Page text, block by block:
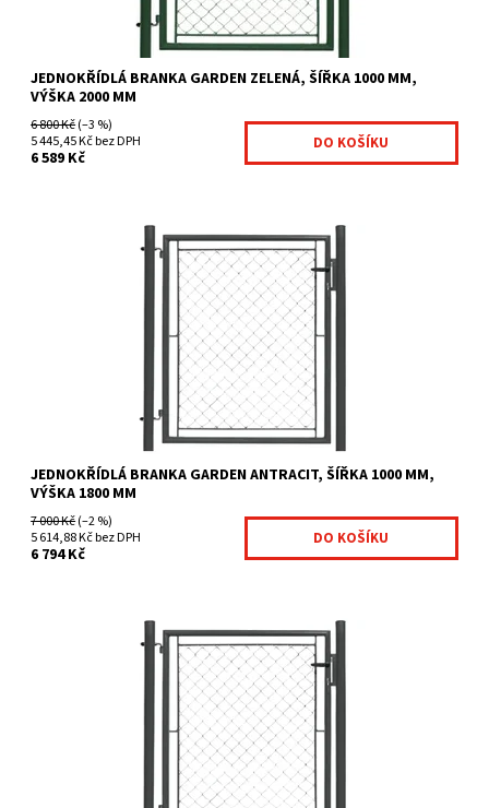
JEDNOKŘÍDLÁ BRANKA GARDEN ZELENÁ, ŠÍŘKA 1000 MM,
VÝŠKA 2000 MM
6 800 Kč(–3 %)
5 445,45 Kč bez DPH
6 589 Kč
Branky Garden jsou určeny zejména jako efektivní a ekonomicky
výhodné řešení vchodů na Váš pozemek. Jsou vhodnou...
Na centrálním skladě
GAR15-402
Fence consulting
JEDNOKŘÍDLÁ BRANKA GARDEN ANTRACIT, ŠÍŘKA 1000 MM,
VÝŠKA 1800 MM
7 000 Kč(–2 %)
5 614,88 Kč bez DPH
6 794 Kč
Branky Garden jsou určeny zejména jako efektivní a ekonomicky
výhodné řešení vchodů na Váš pozemek. Jsou vhodnou...
Na centrálním skladě
GAR16-403
Fence consulting